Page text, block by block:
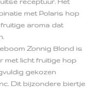
met Polaris hop
aroma dat
Zonnig Blond is
met licht fruitige hop
gekozen
Dit bijzondere biertje